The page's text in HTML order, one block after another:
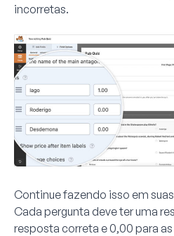
incorretas.
Continue fazendo isso em
Cada pergunta deve teruma
resposta correta e0,00 para